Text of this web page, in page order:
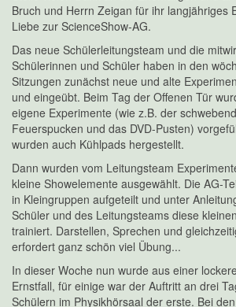
Bruch und Herrn Zeigan für ihr langjähriges
Liebe zur ScienceShow-AG.
Das neue Schülerleitungsteam und die
Schülerinnen und Schüler haben in den
Sitzungen zunächst neue und alte
und eingeübt. Beim Tag der Offenen Tür
eigene Experimente (wie z.B. der
Feuerspucken und das DVD-Pusten)
wurden auch Kühlpads hergestellt.
Dann wurden vom Leitungsteam
kleine Showelemente ausgewählt. Die AG-
in Kleingruppen aufgeteilt und unter
Schüler und des Leitungsteams diese
trainiert. Darstellen, Sprechen und
erfordert ganz schön viel Übung...
In dieser Woche nun wurde aus einer
Ernstfall, für einige war der Auftritt an drei
Schülern im Physikhörsaal der erste. Bei